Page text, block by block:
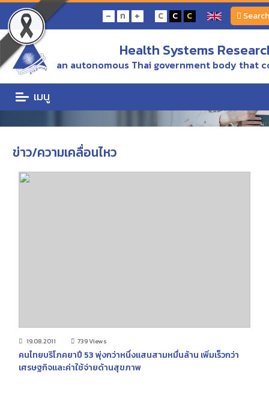
- ก + C C C Search
Health Systems
an autonomous Thai government body that
เมนู
Home ข่าว/ความเคลื่อนไหว
ข่าว/ความเคลื่อนไหว
ข่าวความเคลื่อนไหว. ข่าวและประกาศ ข่าวเพื่อสื่อมวลชน สื่อประชาสัมพันธ์
ข่าว/ความเคลื่อนไหว
19.08.2011 739 Views
คนไทยบริโภคยาปี 53 พุ่งกว่าหนึ่งแสนสามหมื่นล้าน เพิ่มเร็วกว่า
เศรษฐกิจและค่าใช้จ่ายด้านสุขภาพ